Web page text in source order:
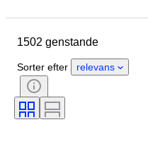
Emne
Sprog
Objektivmontering
Mikroskoptype
Teleskoptype
1502 genstande
Sorter efter relevans